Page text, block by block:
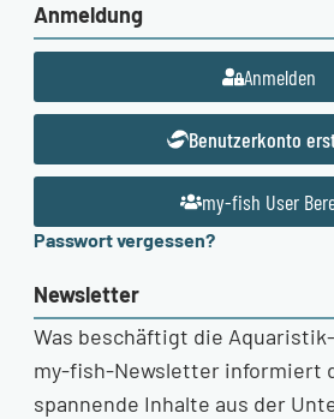
Anmeldung
Anmelden
Benutzerkonto
my-fish User
Passwort vergessen?
Newsletter
Was beschäftigt die
my-fish-Newsletter informiert
spannende Inhalte aus der